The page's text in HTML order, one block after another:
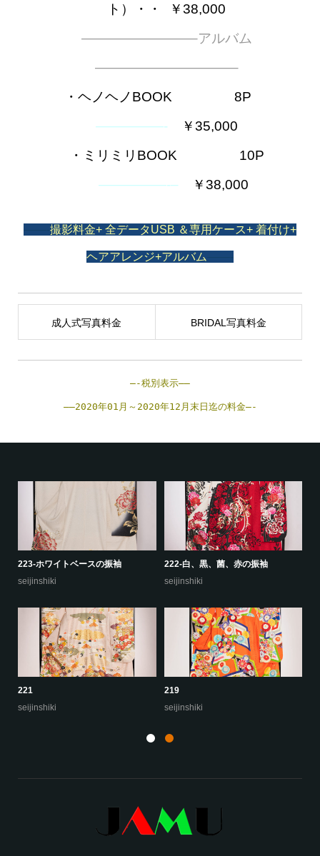
ト）・・
￥38,000
————————–アルバム
——————————–
・ヘノヘノBOOK
8P
—————-—
￥35,000
・ミリミリBOOK
10P
—————-–— ￥38,000
撮影料金+ 全データUSB ＆専用ケース+ 着付け+
ヘアアレンジ+アルバム
成人式写真料金 BRIDAL写真料金
—-税別表示—–
—–2020年01月～2020年12月末日迄の料金—-
223-ホワイトベースの振袖
seijinshiki
222-白、黒、菌、赤の振袖
seijinshiki
221
seijinshiki
219
seijinshiki